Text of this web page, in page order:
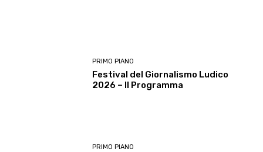
PRIMO PIANO
Festival del Giornalismo Ludico
2026 – Il Programma
PRIMO PIANO